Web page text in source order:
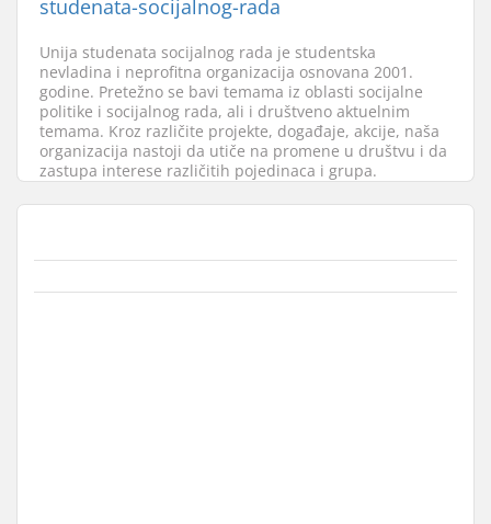
studenata-socijalnog-rada
Unija studenata socijalnog rada je studentska
nevladina i neprofitna organizacija osnovana 2001.
godine. Pretežno se bavi temama iz oblasti socijalne
politike i socijalnog rada, ali i društveno aktuelnim
temama. Kroz različite projekte, događaje, akcije, naša
organizacija nastoji da utiče na promene u društvu i da
zastupa interese različitih pojedinaca i grupa.